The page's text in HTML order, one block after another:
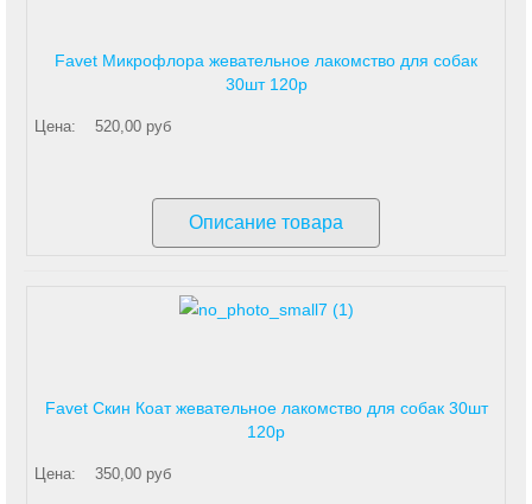
Favet Микрофлора жевательное лакомство для собак
30шт 120р
Цена: 520,00 руб
Описание товара
Favet Скин Коат жевательное лакомство для собак 30шт
120р
Цена: 350,00 руб